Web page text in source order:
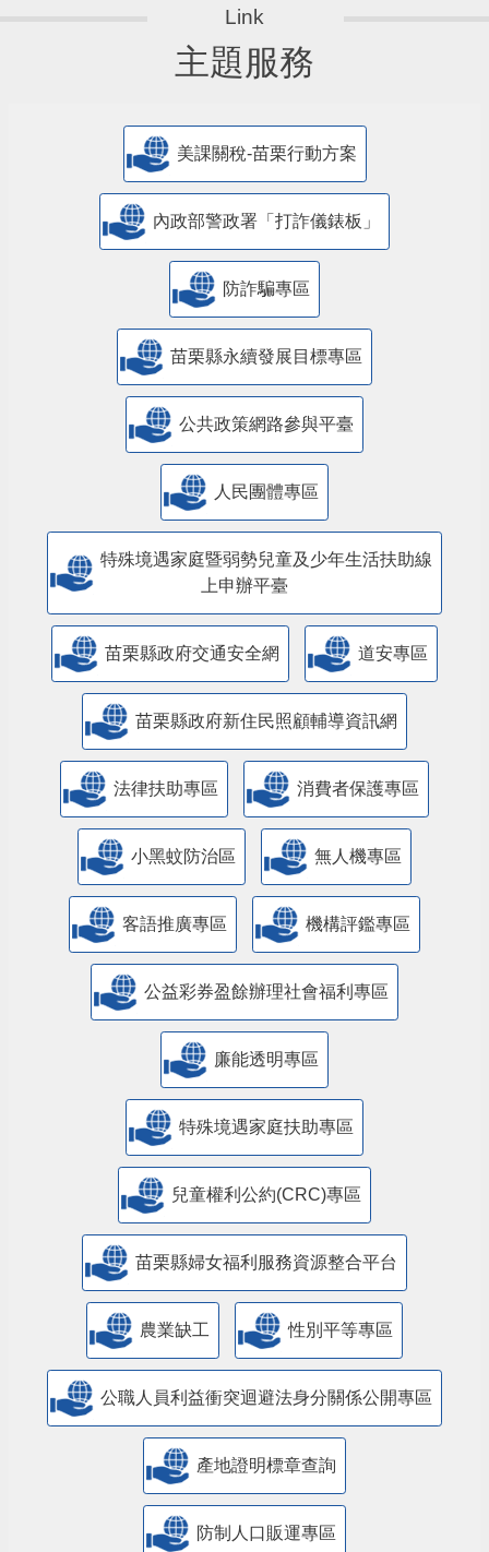
主題服務
美課關稅-苗栗行動方案
內政部警政署「打詐儀錶板」
防詐騙專區
苗栗縣永續發展目標專區
公共政策網路參與平臺
人民團體專區
特殊境遇家庭暨弱勢兒童及少年生活扶助線
上申辦平臺
苗栗縣政府交通安全網 道安專區
苗栗縣政府新住民照顧輔導資訊網
法律扶助專區 消費者保護專區
小黑蚊防治區 無人機專區
客語推廣專區 機構評鑑專區
公益彩券盈餘辦理社會福利專區
廉能透明專區
特殊境遇家庭扶助專區
兒童權利公約(CRC)專區
苗栗縣婦女福利服務資源整合平台
農業缺工 性別平等專區
公職人員利益衝突迴避法身分關係公開專區
產地證明標章查詢
防制人口販運專區